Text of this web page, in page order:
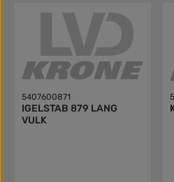
5407600871
IGELSTAB 879 LANG
VULK